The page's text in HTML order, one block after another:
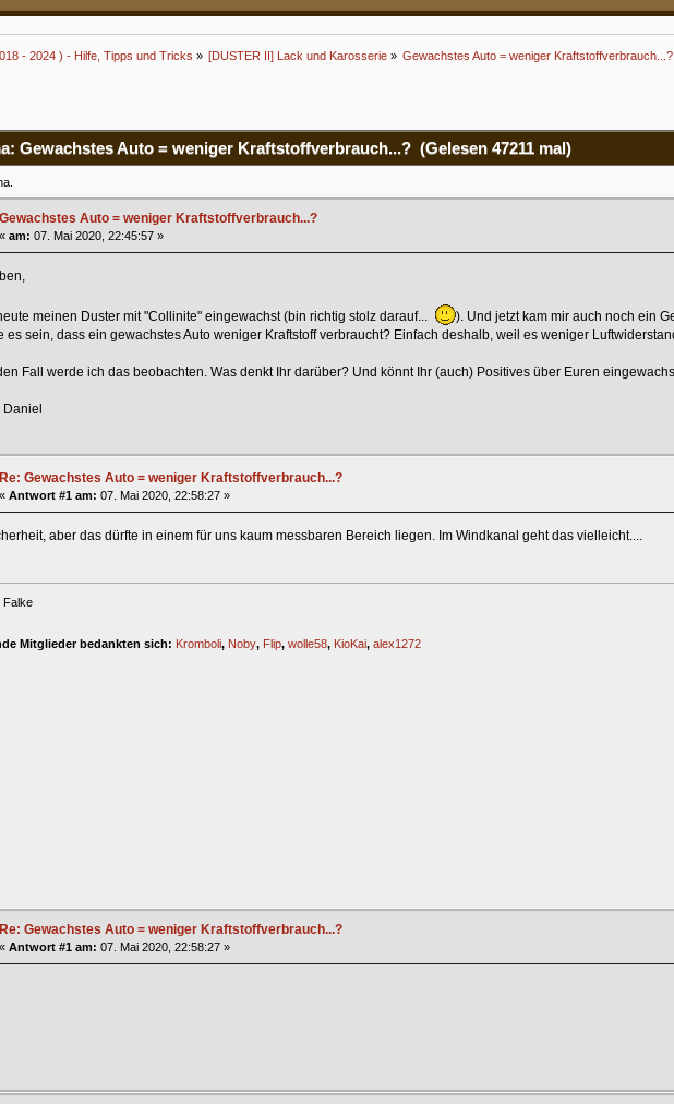
- 2024 ) - Hilfe, Tipps und Tricks » [DUSTER II] Lack und Karosserie» Gewachstes Auto = weniger Kraftstoffverbrauch...?
Gewachstes Auto = weniger Kraftstoffverbrauch...? (Gelesen 47211 mal)
Gewachstes Auto = weniger Kraftstoffverbrauch...?
« am: 07. Mai 2020, 22:45:57 »
meinen Duster mit "Collinite" eingewachst (bin richtig stolz darauf...
). Und jetzt kam mir auch noch ein
es sein, dass ein gewachstes Auto weniger Kraftstoff verbraucht? Einfach deshalb, weil es weniger
Fall werde ich das beobachten. Was denkt Ihr darüber? Und könnt Ihr (auch) Positives über Euren
Daniel
Re: Gewachstes Auto = weniger Kraftstoffverbrauch...?
« Antwort #1 am: 07. Mai 2020, 22:58:27 »
aber das dürfte in einem für uns kaum messbaren Bereich liegen. Im Windkanal geht das vielleicht....
Mitglieder bedankten sich: Kromboli, Noby, Flip, wolle58, KioKai, alex1272
Re: Gewachstes Auto = weniger Kraftstoffverbrauch...?
« Antwort #1 am: 07. Mai 2020, 22:58:27 »